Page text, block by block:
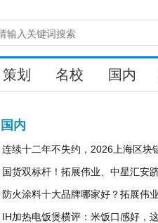
策划 名校 国内
国内
连续十二年不失约，2026上海区块
档金秋9月！
国货双标杆！拓展伟业、中星汇安
防火涂料十大品牌
防火涂料十大品牌哪家好？拓展伟
单，解锁行业标杆实力
IH加热电饭煲横评：米饭口感好，